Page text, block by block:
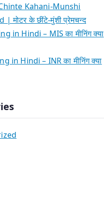
Kahani-Munshi
मोटर के छींटे-मुंशी प्रेमचन्द
in Hindi – MIS का मीनिंग क्या
in Hindi – INR का मीनिंग क्या